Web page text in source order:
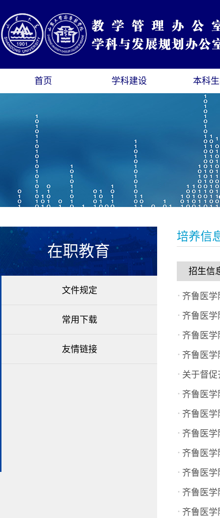
首页 学科建设 本科
在职教育
文件规定
常用下载
友情链接
培养信
招生信
· 齐鲁医
· 齐鲁医
· 齐鲁医
· 齐鲁医
· 关于督
· 齐鲁医
· 齐鲁医
· 齐鲁医学
· 齐鲁医
· 齐鲁医
· 齐鲁医
· 齐鲁医